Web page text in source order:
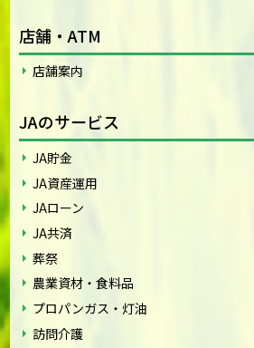
店舗・ATM
店舗案内
JAのサービス
JA貯金
JA資産運用
JAローン
JA共済
葬祭
農業資材・食料品
プロパンガス・灯油
訪問介護